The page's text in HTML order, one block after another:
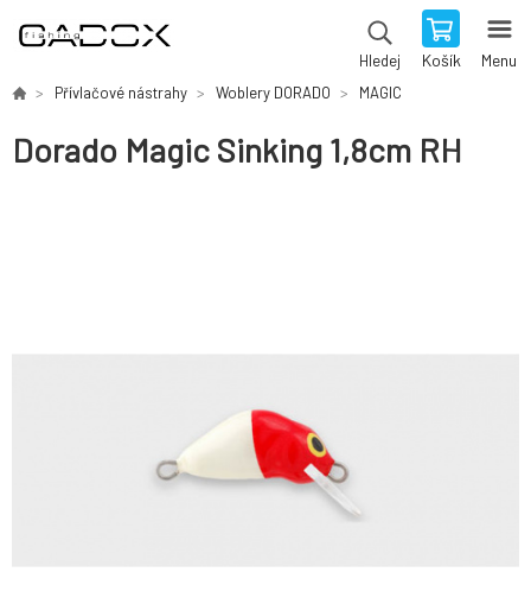
Hledej Košík Menu
Přívlačové nástrahy Woblery DORADO MAGIC
Dorado Magic Sinking 1,8cm RH